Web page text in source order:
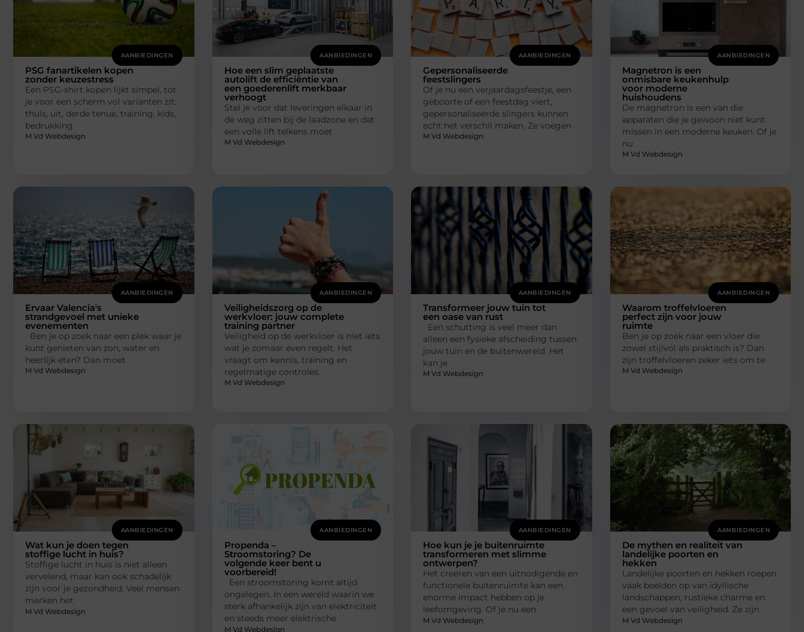
AANBIEDINGEN
PSG fanartikelen kopen
zonder keuzestress
Een PSG-shirt kopen lijkt simpel, tot
je voor een scherm vol varianten zit:
thuis, uit, derde tenue, training, kids,
bedrukking
M Vd Webdesign
AANBIEDINGEN
Hoe een slim geplaatste
autolift de efficiëntie van
een goederenlift merkbaar
verhoogt
Stel je voor dat leveringen elkaar in
de weg zitten bij de laadzone en dat
een volle lift telkens moet
M Vd Webdesign
AANBIEDINGEN
Gepersonaliseerde
feestslingers
Of je nu een verjaardagsfeestje, een
geboorte of een feestdag viert,
gepersonaliseerde slingers kunnen
echt het verschil maken. Ze voegen
M Vd Webdesign
AANBIEDINGEN
Magnetron is een
onmisbare keukenhulp
voor moderne
huishoudens
De magnetron is een van die
apparaten die je gewoon niet kunt
missen in een moderne keuken. Of je
nu
M Vd Webdesign
AANBIEDINGEN
Ervaar Valencia's
strandgevoel met unieke
evenementen
Ben je op zoek naar een plek waar je
kunt genieten van zon, water en
heerlijk eten? Dan moet
M Vd Webdesign
AANBIEDINGEN
Veiligheidszorg op de
werkvloer: jouw complete
training partner
Veiligheid op de werkvloer is niet iets
wat je zomaar even regelt. Het
vraagt om kennis, training en
regelmatige controles.
M Vd Webdesign
AANBIEDINGEN
Transformeer jouw tuin tot
een oase van rust
Een schutting is veel meer dan
alleen een fysieke afscheiding tussen
jouw tuin en de buitenwereld. Het
kan je
M Vd Webdesign
AANBIEDINGEN
Waarom troffelvloeren
perfect zijn voor jouw
ruimte
Ben je op zoek naar een vloer die
zowel stijlvol als praktisch is? Dan
zijn troffelvloeren zeker iets om te
M Vd Webdesign
AANBIEDINGEN
Wat kun je doen tegen
stoffige lucht in huis?
Stoffige lucht in huis is niet alleen
vervelend, maar kan ook schadelijk
zijn voor je gezondheid. Veel mensen
merken het
M Vd Webdesign
AANBIEDINGEN
Propenda –
Stroomstoring? De
volgende keer bent u
voorbereid!
Een stroomstoring komt altijd
ongelegen. In een wereld waarin we
sterk afhankelijk zijn van elektriciteit
en steeds meer elektrische
M Vd Webdesign
AANBIEDINGEN
Hoe kun je je buitenruimte
transformeren met slimme
ontwerpen?
Het creëren van een uitnodigende en
functionele buitenruimte kan een
enorme impact hebben op je
leefomgeving. Of je nu een
M Vd Webdesign
AANBIEDINGEN
De mythen en realiteit van
landelijke poorten en
hekken
Landelijke poorten en hekken roepen
vaak beelden op van idyllische
landschappen, rustieke charme en
een gevoel van veiligheid. Ze zijn
M Vd Webdesign